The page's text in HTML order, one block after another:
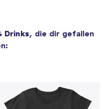
Drinks, die dir gefallen